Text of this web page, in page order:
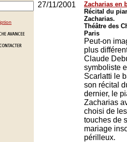
27/11/2001
Zacharias en
Récital du
Zacharias.
Théâtre des
Paris
Peut-on
plus
Claude
symboliste
Scarlatti le
son récital
dernier, le
Zacharias
choisi de
touches de
mariage
périlleux.